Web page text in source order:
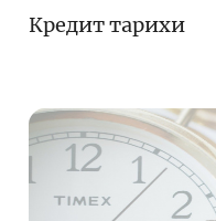
Кредит тарихи